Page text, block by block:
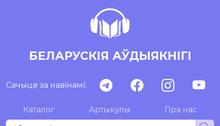
БЕЛАРУСКІЯ АЎДЫЯКНІГІ
Сачыце за навінамі:
Каталог Артыкулы Пра нас